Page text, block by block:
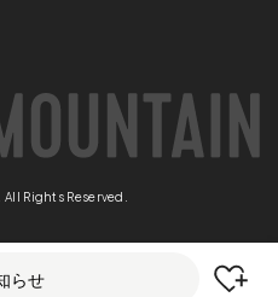
Rights Reserved.
らせ